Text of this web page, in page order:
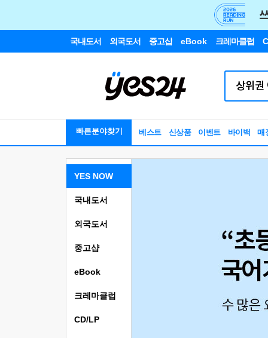
국내도서 외국도서 중고샵 eBook 크레마클럽
빠른분야찾기 베스트 신상품 이벤트 바이백 매
YES NOW
국내도서
외국도서
중고샵
eBook
크레마클럽
CD/LP